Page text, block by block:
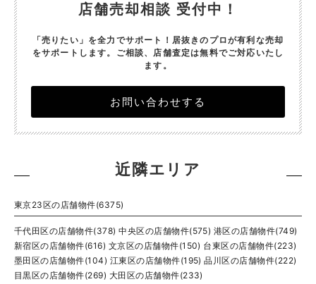
店舗売却相談 受付中！
「売りたい」を全力でサポート！居抜きのプロが有利な売却
をサポートします。 ご相談、店舗査定は無料でご対応いたし
ます。
お問い合わせする
近隣エリア
東京23区の店舗物件(6375)
千代田区の店舗物件(378) 中央区の店舗物件(575) 港区の店舗物件(749)
新宿区の店舗物件(616) 文京区の店舗物件(150) 台東区の店舗物件(223)
墨田区の店舗物件(104) 江東区の店舗物件(195) 品川区の店舗物件(222)
目黒区の店舗物件(269) 大田区の店舗物件(233)